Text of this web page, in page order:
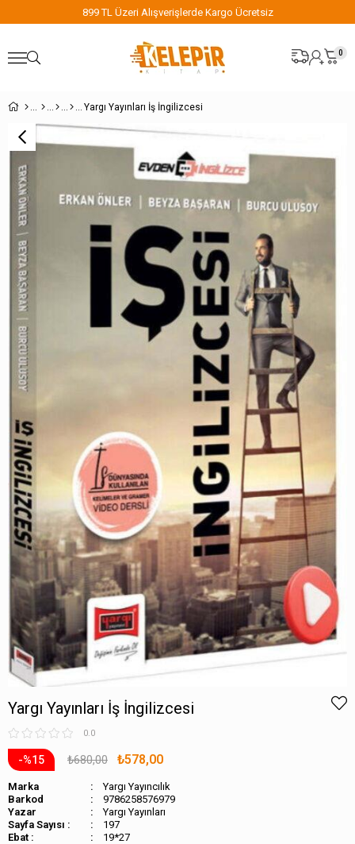
899 TL Üzeri Alışverişlerde Kargo
0
Yargı Yayınları İş İngilizcesi
Yargı Yayınları İş İngilizcesi
0.0
15 ₺680,00 ₺578,00
Marka
Yargı Yayıncılık
Barkod
9786258576979
Yargı Yayınları
Sayfa Sayısı :
197
Ebat :
19*27